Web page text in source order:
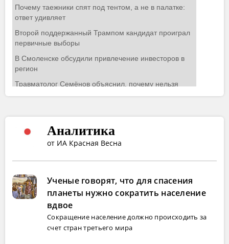
Аналитика
от ИА Красная Весна
Ученые говорят, что для спасения
планеты нужно сократить население
вдвое
Сокращение население должно происходить за
счет стран третьего мира